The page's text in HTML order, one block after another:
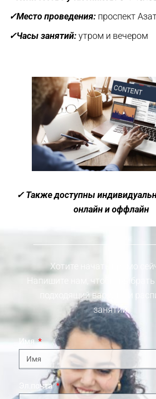
✓Место проведения:проспект
✓Часы занятий:утром и вечером
✓ Также доступны
онлайн и оффлайн
Хотите начать прямо
Напишите нам, чтобы выбрать
подходящий вариант и
занятий.
Имя
Эл.почта